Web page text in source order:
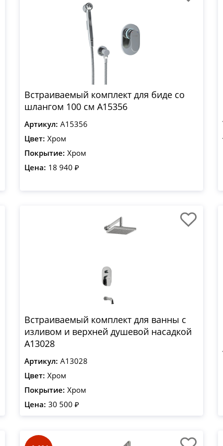
Встраиваемый комплект для биде со
шлангом 100 см A15356
Артикул: A15356
Цвет: Хром
Покрытие: Хром
Цена: 18 940 ₽
Встраиваемый комплект для ванны с
изливом и верхней душевой насадкой
A13028
Артикул: A13028
Цвет: Хром
Покрытие: Хром
Цена: 30 500 ₽